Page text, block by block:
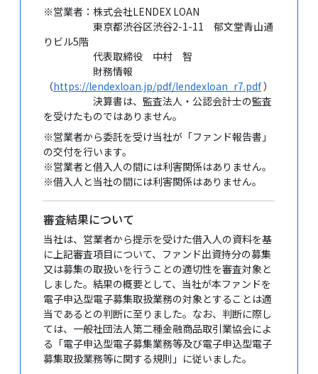
※営業者：株式会社LENDEX LOAN
東京都渋谷区渋谷2-1-11 郁文堂青山通
りビル5階
代表取締役 中村 智
財務情報
（https://lendexloan.jp/pdf/lendexloan_r7.pdf）
決算書は、監査法人・公認会計士の監査
を受けたものではありません。
※営業者から委託を受け当社が「ファンド報告書」
の交付を行います。
※営業者と借入人の間には利害関係はありません。
※借入人と当社の間には利害関係はありません。
審査結果について
当社は、営業者から提示を受けた借入人の資料を基
に上記審査項目について、ファンド出資持分の募集
又は募集の取扱いを行うことの適切性を審査対象と
しました。結果の概要として、当社が本ファンドを
電子申込型電子募集取扱業務の対象とすることは適
当であるとの判断に至りました。なお、判断に際し
ては、一般社団法人第二種金融商品取引業協会によ
る「電子申込型電子募集業務等及び電子申込型電子
募集取扱業務等に関する規則」に従いました。